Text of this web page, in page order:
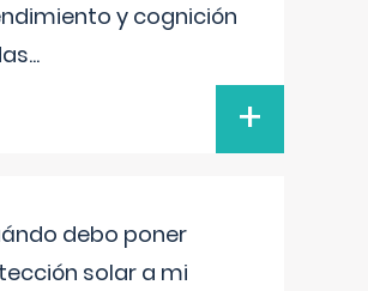
y cognición
...
+
debo poner
solar a mi